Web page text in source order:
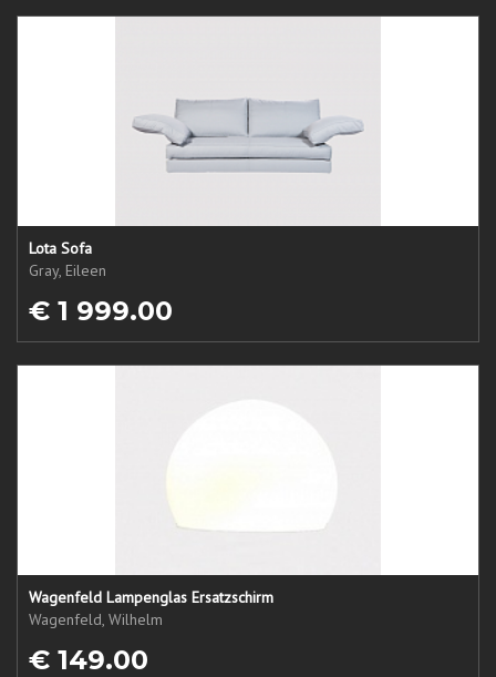
Lota Sofa
Gray, Eileen
€ 1 999.00
Wagenfeld Lampenglas Ersatzschirm
Wagenfeld, Wilhelm
€ 149.00